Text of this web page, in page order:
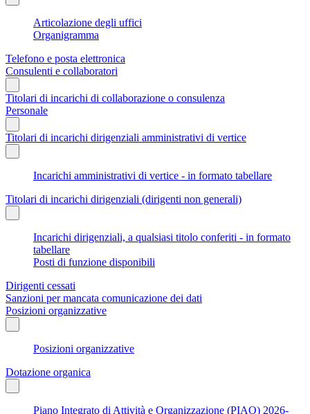
Articolazione degli uffici
Organigramma
Telefono e posta elettronica
Consulenti e collaboratori
Titolari di incarichi di collaborazione o consulenza
Personale
Titolari di incarichi dirigenziali amministrativi di vertice
Incarichi amministrativi di vertice - in formato tabellare
Titolari di incarichi dirigenziali (dirigenti non generali)
Incarichi dirigenziali, a qualsiasi titolo conferiti - in formato
tabellare
Posti di funzione disponibili
Dirigenti cessati
Sanzioni per mancata comunicazione dei dati
Posizioni organizzative
Posizioni organizzative
Dotazione organica
Piano Integrato di Attività e Organizzazione (PIAO) 2026-